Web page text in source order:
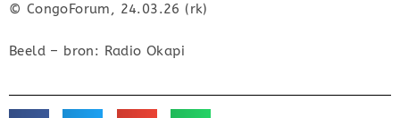
© CongoForum, 24.03.26 (rk)
Beeld – bron: Radio Okapi